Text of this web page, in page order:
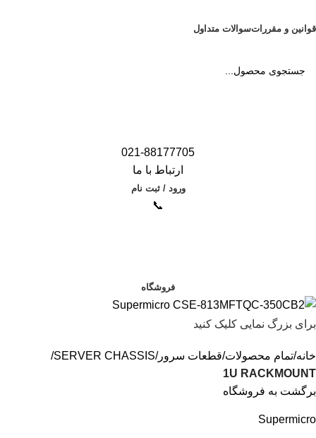
قوانین و مقرراتسوالات متداول
021-88177705
ارتباط با ما
ورود / ثبت نام
📞
فروشگاه
برای بزرگ نمایی کلیک کنید
خانه تمام محصولات قطعات سرور SERVER CHASSIS
1U RACKMOUNT
برگشت به فروشگاه
Supermicro